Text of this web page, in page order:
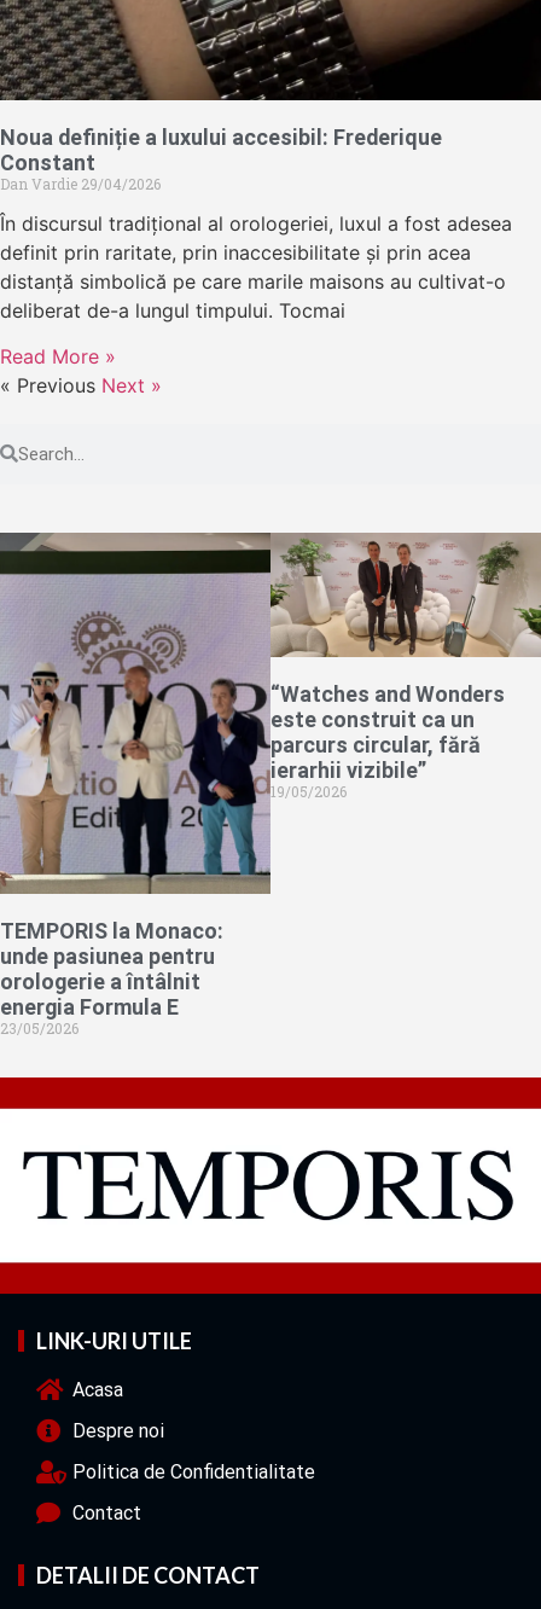
Noua definiție a luxului accesibil: Frederique
Constant
Dan Vardie 29/04/2026
În discursul tradițional al orologeriei, luxul a fost adesea
definit prin raritate, prin inaccesibilitate și prin acea
distanță simbolică pe care marile maisons au cultivat-o
deliberat de-a lungul timpului. Tocmai
Read More »
« Previous Next »
TEMPORIS la Monaco:
unde pasiunea pentru
orologerie a întâlnit
energia Formula E
23/05/2026
“Watches and Wonders
este construit ca un
parcurs circular, fără
ierarhii vizibile”
19/05/2026
LINK-URI UTILE
Acasa
Despre noi
Politica de Confidentialitate
Contact
DETALII DE CONTACT